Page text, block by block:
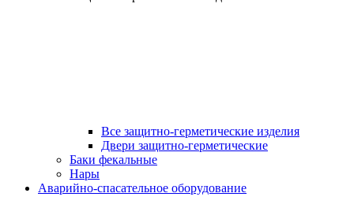
Все защитно-герметические изделия
Двери защитно-герметические
Баки фекальные
Нары
Аварийно-спасательное оборудование